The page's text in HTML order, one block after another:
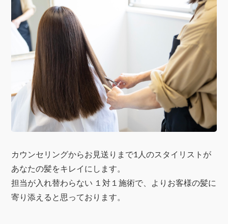
カウンセリングからお見送りまで1人のスタイリストが
あなたの髪をキレイにします。
担当が入れ替わらない １対１施術で、よりお客様の髪に
寄り添えると思っております。